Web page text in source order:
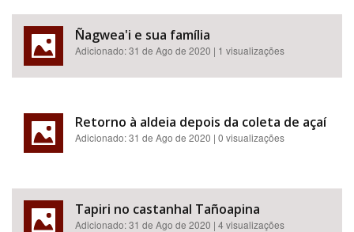
Ñagwea'i e sua família
Adicionado:31 de Ago de 2020 | 1 visualizações
Retorno à aldeia depois da coleta de açaí
Adicionado:31 de Ago de 2020 | 0 visualizações
Tapiri no castanhal Tañoapina
Adicionado:31 de Ago de 2020 | 4 visualizações